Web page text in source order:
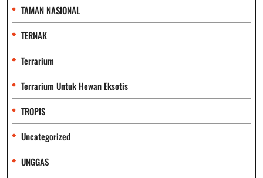
TAMAN NASIONAL
TERNAK
Terrarium
Terrarium Untuk Hewan Eksotis
TROPIS
Uncategorized
UNGGAS